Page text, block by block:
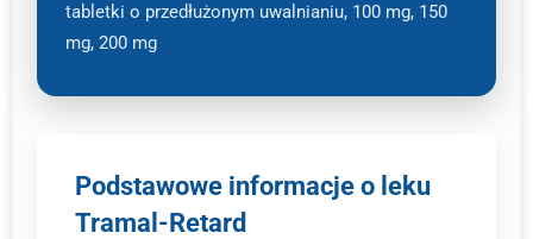
tabletki o przedłużonym uwalnianiu, 100 mg, 150
mg, 200 mg
Podstawowe informacje o leku
Tramal-Retard